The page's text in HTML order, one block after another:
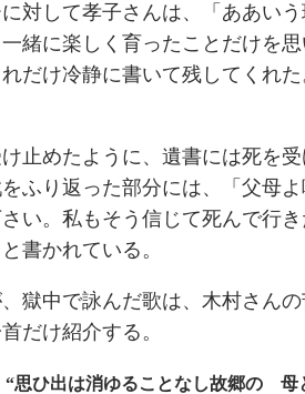
対して孝子さんは、「ああい
緒に楽しく育ったことだけを
だけ冷静に書いて残してくれ
止めたように、遺書には死を
ふり返った部分には、「父母
い。私もそう信じて死んで行
書かれている。
獄中で詠んだ歌は、木村さん
だけ紹介する。
“思ひ出は消ゆることなし故郷の 母